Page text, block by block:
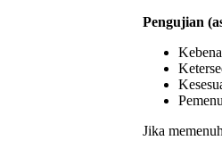
Pengujian
Jika